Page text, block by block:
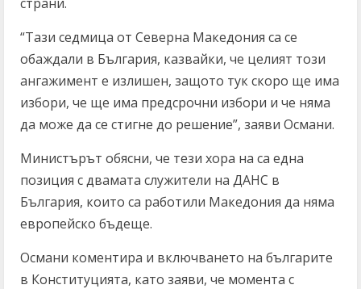
“Тази седмица от Северна Македония са се
обаждали в България, казвайки, че целият този
ангажимент е излишен, защото тук скоро ще има
избори, че ще има предсрочни избори и че няма
да може да се стигне до решение”, заяви Османи.
Министърът обясни, че тези хора на са една
позиция с двамата служители на ДАНС в
България, които са работили Македония да няма
европейско бъдеще.
Османи коментира и включването на българите
в Конституцията, като заяви, че момента с